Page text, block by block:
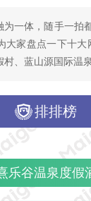
为一体，随手一拍
大家盘点一下十
、蓝山源国际温
排排榜
乐谷温泉度假